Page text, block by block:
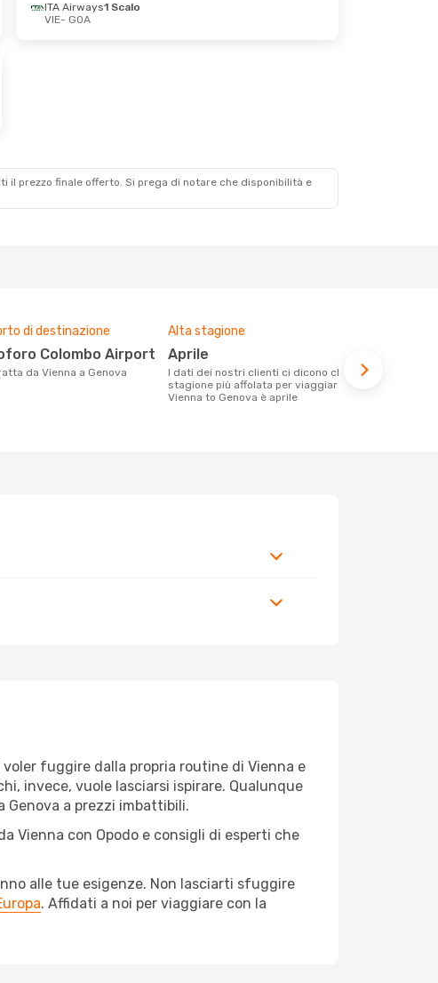
ITA Airways1 Scalo
VIE- GOA
il ​​prezzo finale offerto. Si prega di notare che disponibilità e
di destinazione
Colombo Airport
da Vienna a Genova
Alta stagione
aprile
I dati dei nostri clienti ci dicono che la
stagione più affolata per viaggiare da
Vienna to Genova è aprile
voler fuggire dalla propria routine di Vienna e
invece, vuole lasciarsi ispirare. Qualunque
Genova a prezzi imbattibili.
Vienna con Opodo e consigli di esperti che
alle tue esigenze. Non lasciarti sfuggire
. Affidati a noi per viaggiare con la